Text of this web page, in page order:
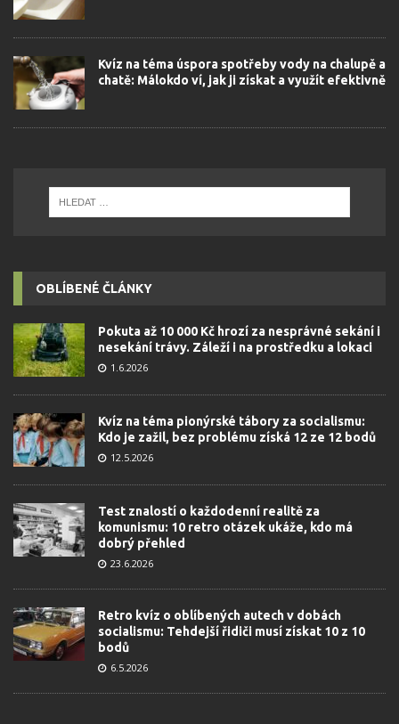
Kvíz na téma úspora spotřeby vody na chalupě a
chatě: Málokdo ví, jak ji získat a využít efektivně
OBLÍBENÉ ČLÁNKY
Pokuta až 10 000 Kč hrozí za nesprávné sekání i
nesekání trávy. Záleží i na prostředku a lokaci
1.6.2026
Kvíz na téma pionýrské tábory za socialismu:
Kdo je zažil, bez problému získá 12 ze 12 bodů
12.5.2026
Test znalostí o každodenní realitě za
komunismu: 10 retro otázek ukáže, kdo má
dobrý přehled
23.6.2026
Retro kvíz o oblíbených autech v dobách
socialismu: Tehdejší řidiči musí získat 10 z 10
bodů
6.5.2026